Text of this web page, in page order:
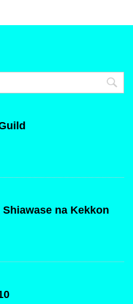
na Kekkon